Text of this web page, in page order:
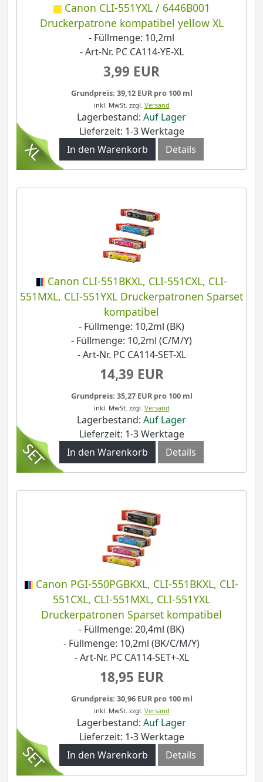
Canon CLI-551YXL / 6446B001
Druckerpatrone kompatibel yellow XL
- Füllmenge: 10,2ml
- Art-Nr. PC CA114-YE-XL
3,99 EUR
Grundpreis: 39,12 EUR pro 100 ml
inkl. MwSt. zzgl. Versand
Lagerbestand: Auf Lager
Lieferzeit: 1-3 Werktage
In den Warenkorb
Details
Canon CLI-551BKXL, CLI-551CXL, CLI-
551MXL, CLI-551YXL Druckerpatronen Sparset
kompatibel
- Füllmenge: 10,2ml (BK)
- Füllmenge: 10,2ml (C/M/Y)
- Art-Nr. PC CA114-SET-XL
14,39 EUR
Grundpreis: 35,27 EUR pro 100 ml
inkl. MwSt. zzgl. Versand
Lagerbestand: Auf Lager
Lieferzeit: 1-3 Werktage
In den Warenkorb
Details
Canon PGI-550PGBKXL, CLI-551BKXL, CLI-
551CXL, CLI-551MXL, CLI-551YXL
Druckerpatronen Sparset kompatibel
- Füllmenge: 20,4ml (BK)
- Füllmenge: 10,2ml (BK/C/M/Y)
- Art-Nr. PC CA114-SET+-XL
18,95 EUR
Grundpreis: 30,96 EUR pro 100 ml
inkl. MwSt. zzgl. Versand
Lagerbestand: Auf Lager
Lieferzeit: 1-3 Werktage
In den Warenkorb
Details